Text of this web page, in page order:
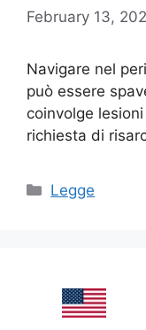
February 13,
Navigare nel
può essere
coinvolge
richiesta di
Categories
Legge